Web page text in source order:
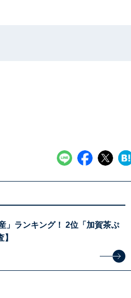
」ランキング！ 2位「加賀茶ぷ